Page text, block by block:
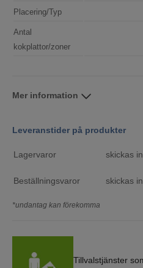
Placering/Typ
Antal
kokplattor/zoner
Mer information
Leveranstider på produkter
Lagervaror skickas
Beställningsvaror skickas
*undantag kan förekomma
Tillvalstjänster